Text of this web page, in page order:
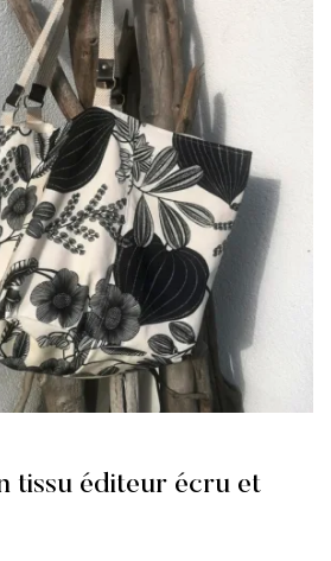
tissu éditeur écru et